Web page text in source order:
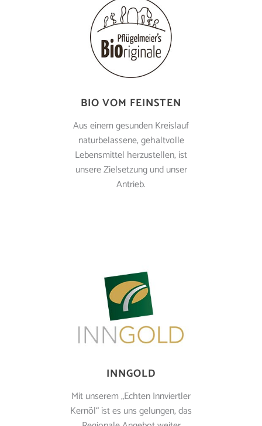
BIO VOM FEINSTEN
Aus einem gesunden Kreislauf
naturbelassene, gehaltvolle
Lebensmittel herzustellen, ist
unsere Zielsetzung und unser
Antrieb.
INNGOLD
Mit unserem „Echten Innviertler
Kernöl“ ist es uns gelungen, das